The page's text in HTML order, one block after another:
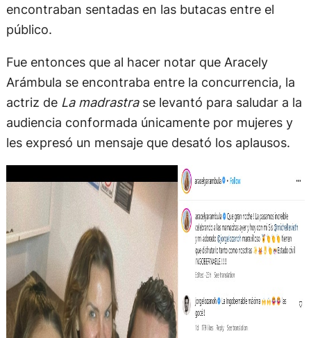
encontraban sentadas en las butacas entre el
público.
Fue entonces que al hacer notar que Aracely
Arámbula se encontraba entre la concurrencia, la
actriz de La madrastra se levantó para saludar a la
audiencia conformada únicamente por mujeres y
les expresó un mensaje que desató los aplausos.